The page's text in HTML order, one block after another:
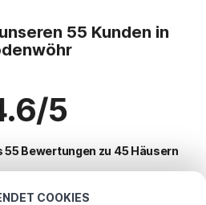
COOKIES
55 Kunden in
5
Bewertungen zu 45 Häusern